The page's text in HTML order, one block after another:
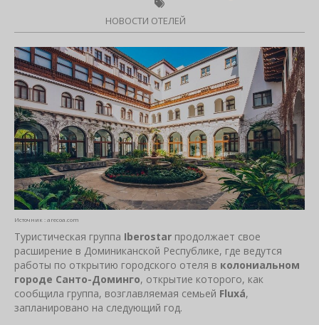
НОВОСТИ ОТЕЛЕЙ
Источник : arecoa.com
Туристическая группа Iberostar продолжает свое
расширение в Доминиканской Республике, где ведутся
работы по открытию городского отеля в колониальном
городе Санто-Доминго, открытие которого, как
сообщила группа, возглавляемая семьей Fluxá,
запланировано на следующий год.